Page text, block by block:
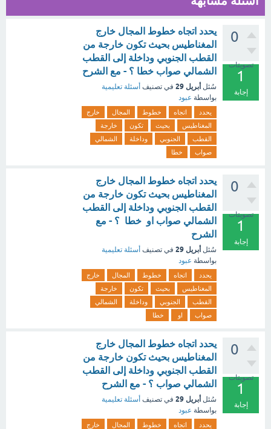
0
تصويتات
1
إجابة
يحدد اتجاه خطوط المجال خارج
المغناطيس بحيث تكون خارجة من
القطب الجنوبي وداخلة إلى القطب
الشمالي صواب خطا ؟ - مع الشرح
سُئل أبريل 29 في تصنيف أسئلة تعليمية
بواسطة عبود
يحدد اتجاه خطوط المجال
خارج
المغناطيس
بحيث تكون
خارجة
القطب
الجنوبي وداخلة
الشمالي
صواب
خطا
0
تصويتات
1
إجابة
يحدد اتجاه خطوط المجال خارج
المغناطيس بحيث تكون خارجة من
القطب الجنوبي وداخلة إلى القطب
الشمالي صواب او خطا ؟ - مع
الشرح
سُئل أبريل 29 في تصنيف أسئلة تعليمية
بواسطة عبود
يحدد اتجاه خطوط المجال
خارج
المغناطيس
بحيث تكون
خارجة
القطب
الجنوبي وداخلة
الشمالي
صواب
او خطا
0
تصويتات
1
إجابة
يحدد اتجاه خطوط المجال خارج
المغناطيس بحيث تكون خارجة من
القطب الجنوبي وداخلة إلى القطب
الشمالي صواب ؟ - مع الشرح
سُئل أبريل 29 في تصنيف أسئلة تعليمية
بواسطة عبود
يحدد اتجاه خطوط المجال
خارج